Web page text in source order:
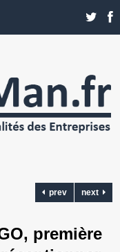
prev next
première